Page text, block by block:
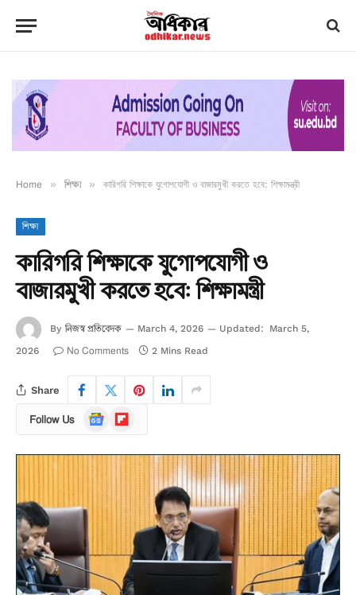
Home » শিক্ষা » কারিগরি শিক্ষাকে যুগোপযোগী ও বাজারমুখী করতে হবে: শিক্ষামন্ত্রী
শিক্ষা
কারিগরি শিক্ষাকে যুগোপযোগী ও
বাজারমুখী করতে হবে: শিক্ষামন্ত্রী
By নিজস্ব প্রতিবেদক March 4, 2026 Updated:
March 5,
2026
No Comments 2 Mins Read
Share
Follow Us
Google
News
Flipboard